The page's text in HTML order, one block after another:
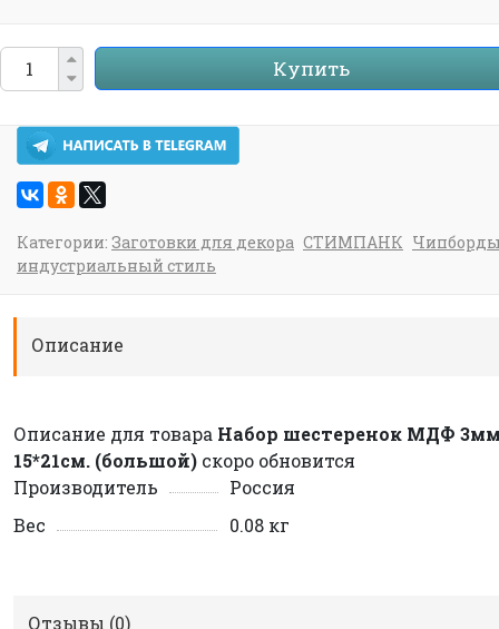
Купить
Категории: Заготовки для декора СТИМПАНК
индустриальный стиль
Описание
Описание для товара Набор шестеренок МДФ
15*21см. (большой) скоро обновится
Производитель
Россия
Вес
0.08 кг
Отзывы (0)